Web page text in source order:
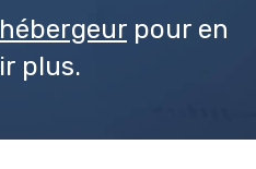
pour en
plus.